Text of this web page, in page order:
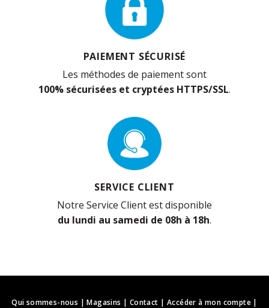
PAIEMENT SÉCURISÉ
Les méthodes de paiement sont
100% sécurisées et cryptées HTTPS/SSL.
SERVICE CLIENT
Notre Service Client est disponible
du lundi au samedi de 08h à 18h.
Qui sommes-nous |Magasins | Contact | Accéder à mon compte|